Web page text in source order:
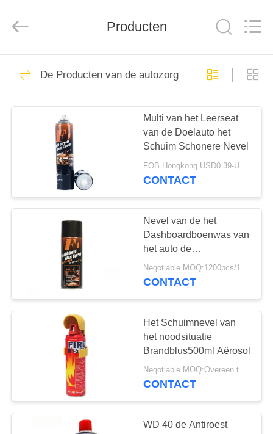
HUIS
PRODUCTEN
ONGEVEER
FABRIEKSREIS
KWALITEITSCONTROLE
CONTACTEER
ONS
VERZOEK
aërosolnevel
Leverancier.
Copyright
-
Reserved.
De Verf van de
aërosolnevel
De Verf van de
kleurennevel
16
Nevelverf op basis
van water
Producten
De Producten van de autozorg
Multi van het Leerseat
van de Doelauto het
Schuim Schonere Nevel
FOB Hongkong USD0.39-USD0.59 per piece MOQ:12000pcs/500ctns
CONTACT
Nevel van de het
Dashboardboenwas van
het auto de
Binnenlandse Aërosol
Negotiable MOQ:1200pcs/100ctns voor elke kleur
CONTACT
Het Schuimnevel van
het noodsituatie
Brandblus500ml Aërosol
Negotiable MOQ:Overeen te komen
CONTACT
WD 40 de Antiroest